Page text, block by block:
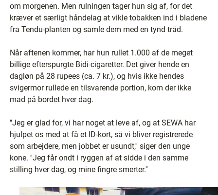
om morgenen. Men rulningen tager hun sig af, for det
kræver et særligt håndelag at vikle tobakken ind i bladene
fra Tendu-planten og samle dem med en tynd tråd.
Når aftenen kommer, har hun rullet 1.000 af de meget
billige efterspurgte Bidi-cigaretter. Det giver hende en
dagløn på 28 rupees (ca. 7 kr.), og hvis ikke hendes
svigermor rullede en tilsvarende portion, kom der ikke
mad på bordet hver dag.
''Jeg er glad for, vi har noget at leve af, og at SEWA har
hjulpet os med at få et ID-kort, så vi bliver registrerede
som arbejdere, men jobbet er usundt,'' siger den unge
kone. ''Jeg får ondt i ryggen af at sidde i den samme
stilling hver dag, og mine fingre smerter.''